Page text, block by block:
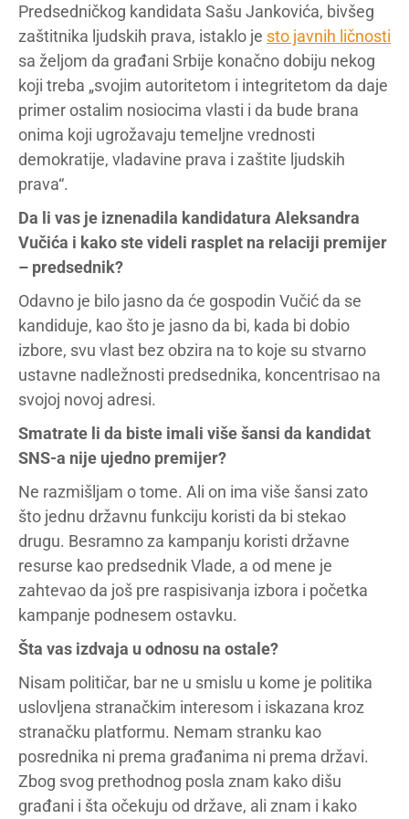
Predsedničkog kandidata Sašu Jankovića, bivšeg
zaštitnika ljudskih prava, istaklo je sto javnih ličnosti
sa željom da građani Srbije konačno dobiju nekog
koji treba „svojim autoritetom i integritetom da daje
primer ostalim nosiocima vlasti i da bude brana
onima koji ugrožavaju temeljne vrednosti
demokratije, vladavine prava i zaštite ljudskih
prava“.
Da li vas je iznenadila kandidatura Aleksandra
Vučića i kako ste videli rasplet na relaciji premijer
– predsednik?
Odavno je bilo jasno da će gospodin Vučić da se
kandiduje, kao što je jasno da bi, kada bi dobio
izbore, svu vlast bez obzira na to koje su stvarno
ustavne nadležnosti predsednika, koncentrisao na
svojoj novoj adresi.
Smatrate li da biste imali više šansi da kandidat
SNS-a nije ujedno premijer?
Ne razmišljam o tome. Ali on ima više šansi zato
što jednu državnu funkciju koristi da bi stekao
drugu. Besramno za kampanju koristi državne
resurse kao predsednik Vlade, a od mene je
zahtevao da još pre raspisivanja izbora i početka
kampanje podnesem ostavku.
Šta vas izdvaja u odnosu na ostale?
Nisam političar, bar ne u smislu u kome je politika
uslovljena stranačkim interesom i iskazana kroz
stranačku platformu. Nemam stranku kao
posrednika ni prema građanima ni prema državi.
Zbog svog prethodnog posla znam kako dišu
građani i šta očekuju od države, ali znam i kako